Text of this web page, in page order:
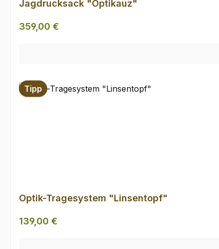
Jagdrucksack "Optikauz"
Regulärer Preis:
359,00 €
Tipp
Optik-Tragesystem "Linsentopf"
Regulärer Preis:
139,00 €